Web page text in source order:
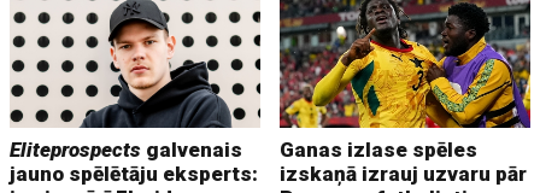
Eliteprospects galvenais
jauno spēlētāju eksperts:
Ganas izlase spēles
izskaņā izrauj uzvaru pār